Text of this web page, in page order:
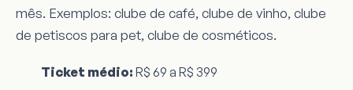
mês. Exemplos: clube de café, clube de vinho, clube
de petiscos para pet, clube de cosméticos.
Ticket médio: R$ 69 a R$ 399